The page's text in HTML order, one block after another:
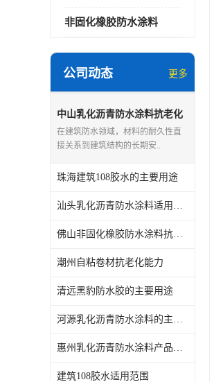
非固化橡胶防水涂料
公司动态 更多
中山乳化沥青防水涂料抗老化
能力
在建筑防水领域，材料的耐久性直
接关系到建筑结构的长期安..
珠海建筑108胶水的主要用途
汕头乳化沥青防水涂料适用范围
佛山非固化橡胶防水涂料抗老化能力
潮州自粘卷材抗老化能力
清远黑豹防水胶的主要用途
河源乳化沥青防水涂料的主要用途
惠州乳化沥青防水涂料产品介绍
建筑108胶水适用范围